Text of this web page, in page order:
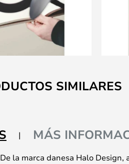
SIMILARES
MÁS
De la marca danesa Halo